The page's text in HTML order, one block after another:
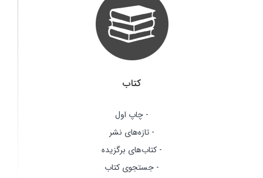
کتاب
- چاپ اول
- تازه‌های نشر
- کتاب‌های برگزیده
- جستجوی کتاب